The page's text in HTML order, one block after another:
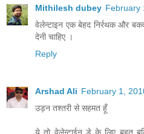
Mithilesh dubey February
वेलेन्टाइन एक बेहद निर्रथक और
देनी चाहिए ।
Reply
Arshad Ali February 1,
उड़न तश्तरी से सहमत हूँ
ये तो वेलेन्टाईन डे के लिए बहुत